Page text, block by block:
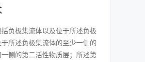
负极集流体以及位于所述负极
所述负极集流体的至少一侧的
侧的第二活性物质层；所述第